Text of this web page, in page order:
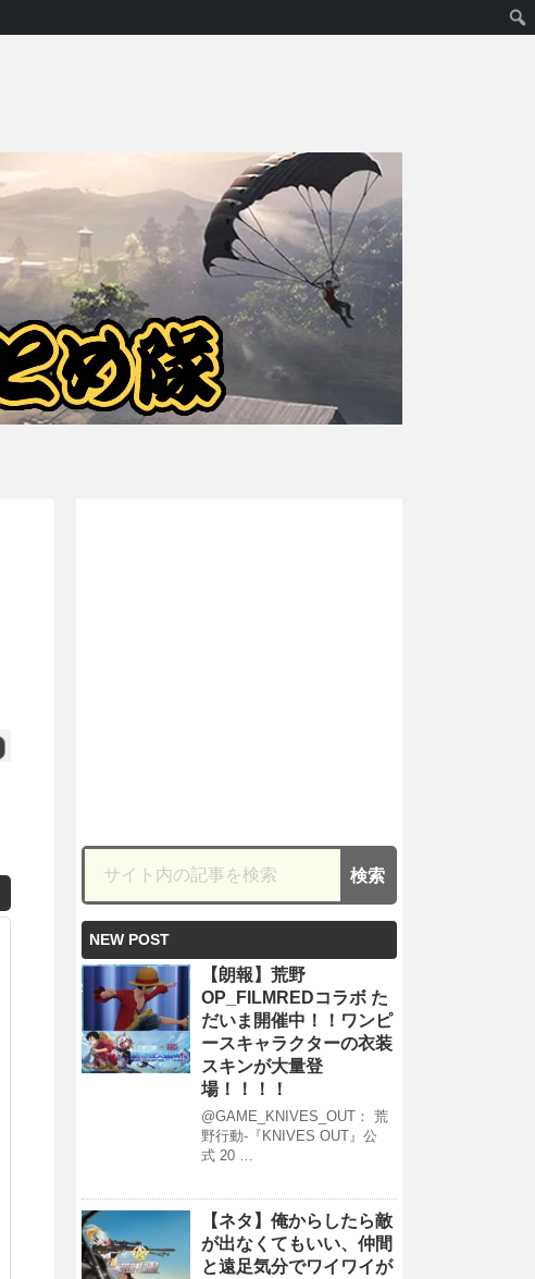
NEW POST
【朗報】荒野
OP_FILMREDコラボ た
だいま開催中！！ワンピ
ースキャラクターの衣装
スキンが大量登
場！！！！
@GAME_KNIVES_OUT： 荒
野行動-『KNIVES OUT』公
式 20 …
【ネタ】俺からしたら敵
が出なくてもいい、仲間
と遠足気分でワイワイが